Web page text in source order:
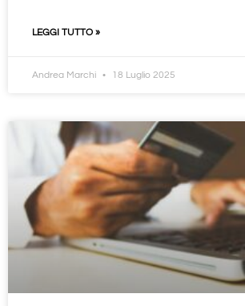
LEGGI TUTTO »
Andrea Marchi 18 Luglio 2025